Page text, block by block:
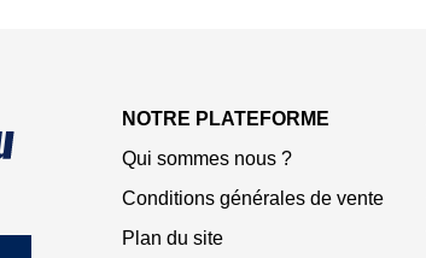
NOTRE PLATEFORME
Qui sommes nous ?
Conditions générales de vente
Plan du site